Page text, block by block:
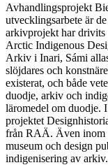
Avhandlingsprojekt
utvecklingsarbete är
arkivprojekt har
Arctic Indigenous
Arkiv i Inari, Sámi
slöjdares och
existerat, och både
duodje, arkiv och
läromedel om duodje.
projektet
från RAÄ. Även inom
museum och design
indigenisering av arkiv.